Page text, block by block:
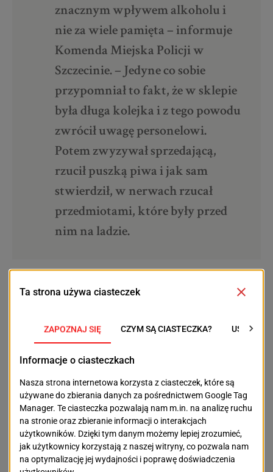
znacznym wpływem alkoholu i
nie za wiele pamięta – informuje
Komenda Miejska Policji w
Szczecinie. – Jedyne co sobie
przypomniał to fakt, że w sklepie
była długa kolejka i z tego powodu
zwrócił uwagę personelowi.
Potem zwyzywał sprzedającą,
rzucił puszką piwa i jak sam
stwierdził, w nerwach rzucał
przedmiotami, które były przed
nim na ladzie.
być może zniechęci go do robienia zakupów po
alkoholu i zachęci w przyszłości do trzymania nerwy
POPRZEDNI TEKST
Pożar na
Wyszyńskiego.
Ewakuacja hotelu
NASTĘPNY TEKST
Gdzie oddamy głos w
wyborach do Sejmu i
Senatu? Zmienią się
lokalizacje siedzib
obwodowych komisji